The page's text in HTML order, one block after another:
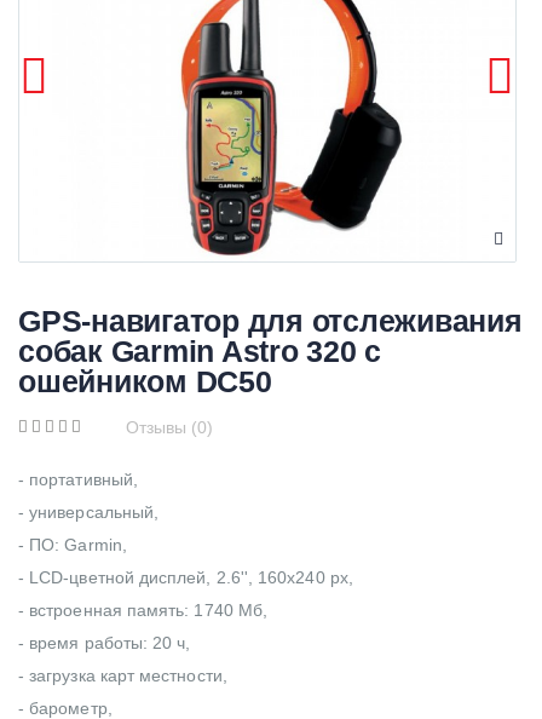
GPS-навигатор для отслеживания
собак Garmin Astro 320 с
ошейником DC50
Отзывы (0)
- портативный,
- универсальный,
- ПО: Garmin,
- LCD-цветной дисплей, 2.6'', 160x240 px,
- встроенная память: 1740 Мб,
- время работы: 20 ч,
- загрузка карт местности,
- барометр,